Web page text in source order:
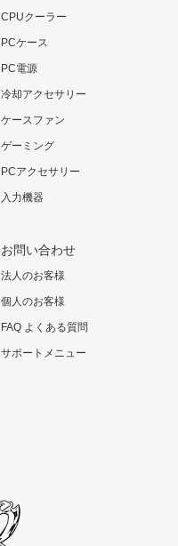
CPUクーラー
PCケース
PC電源
冷却アクセサリー
ケースファン
ゲーミング
PCアクセサリー
入力機器
お問い合わせ
法人のお客様
個人のお客様
FAQ よくある質問
サポートメニュー